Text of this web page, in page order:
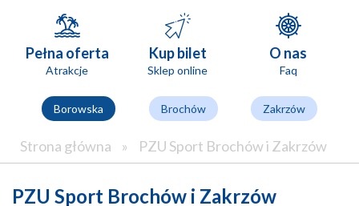
Pełna oferta
Atrakcje
Kup bilet
Sklep online
O nas
Faq
Borowska Brochów Zakrzów
Strona główna » PZU Sport Brochów i Zakrzów
PZU Sport Brochów i Zakrzów